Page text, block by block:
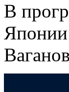
В
Японии